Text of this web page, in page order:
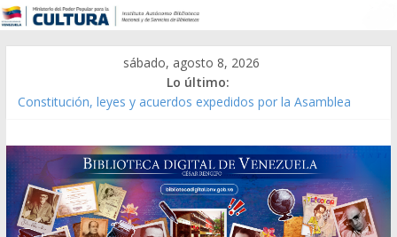
sábado, agosto 8, 2026
Lo último:
Constitución, leyes y acuerdos expedidos por la Asamblea
Modesta Bor Sánchez [material gráfico]
Gaceta Oficial de la República de Venezuela año CXXXIII Mes V,
Caracas 09 de marzo de 2006 N° 38.394
Catálogo temático de obras de Modesta Bor